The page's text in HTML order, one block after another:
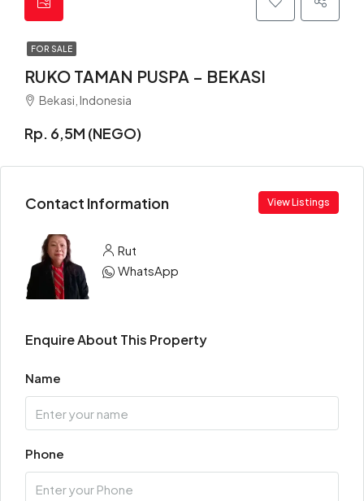
FOR SALE
RUKO TAMAN PUSPA – BEKASI
Bekasi, Indonesia
Rp. 6,5M (NEGO)
Contact Information View Listings
Rut
WhatsApp
Enquire About This Property
Name
Phone